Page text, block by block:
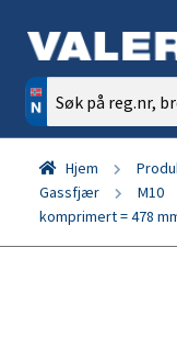
Søk
etter:
Hjem
Gassfjær
M10
komprimert = 478